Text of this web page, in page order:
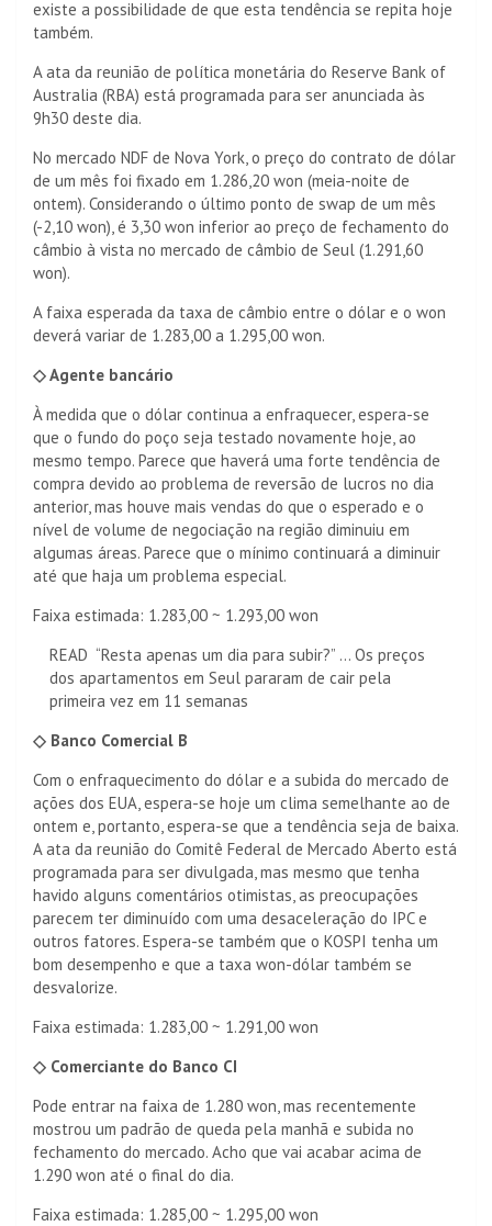
existe a possibilidade de que esta tendência se repita hoje
também.
A ata da reunião de política monetária do Reserve Bank of
Australia (RBA) está programada para ser anunciada às
9h30 deste dia.
No mercado NDF de Nova York, o preço do contrato de dólar
de um mês foi fixado em 1.286,20 won (meia-noite de
ontem). Considerando o último ponto de swap de um mês
(-2,10 won), é 3,30 won inferior ao preço de fechamento do
câmbio à vista no mercado de câmbio de Seul (1.291,60
won).
A faixa esperada da taxa de câmbio entre o dólar e o won
deverá variar de 1.283,00 a 1.295,00 won.
◇ Agente bancário
À medida que o dólar continua a enfraquecer, espera-se
que o fundo do poço seja testado novamente hoje, ao
mesmo tempo. Parece que haverá uma forte tendência de
compra devido ao problema de reversão de lucros no dia
anterior, mas houve mais vendas do que o esperado e o
nível de volume de negociação na região diminuiu em
algumas áreas. Parece que o mínimo continuará a diminuir
até que haja um problema especial.
Faixa estimada: 1.283,00 ~ 1.293,00 won
READ “Resta apenas um dia para subir?” ... Os preços
dos apartamentos em Seul pararam de cair pela
primeira vez em 11 semanas
◇ Banco Comercial B
Com o enfraquecimento do dólar e a subida do mercado de
ações dos EUA, espera-se hoje um clima semelhante ao de
ontem e, portanto, espera-se que a tendência seja de baixa.
A ata da reunião do Comitê Federal de Mercado Aberto está
programada para ser divulgada, mas mesmo que tenha
havido alguns comentários otimistas, as preocupações
parecem ter diminuído com uma desaceleração do IPC e
outros fatores. Espera-se também que o KOSPI tenha um
bom desempenho e que a taxa won-dólar também se
desvalorize.
Faixa estimada: 1.283,00 ~ 1.291,00 won
◇ Comerciante do Banco CI
Pode entrar na faixa de 1.280 won, mas recentemente
mostrou um padrão de queda pela manhã e subida no
fechamento do mercado. Acho que vai acabar acima de
1.290 won até o final do dia.
Faixa estimada: 1.285,00 ~ 1.295,00 won